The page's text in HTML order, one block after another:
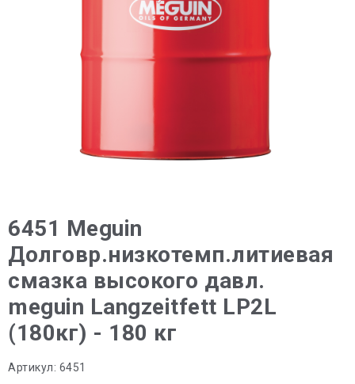
6451 Meguin
Долговр.низкотемп.литиевая
смазка высокого давл.
meguin Langzeitfett LP2L
(180кг) - 180 кг
Артикул: 6451